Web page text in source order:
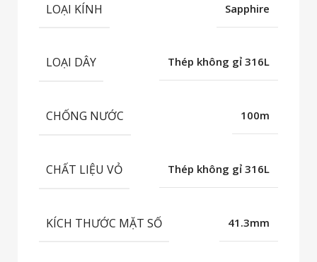
LOẠI KÍNH Sapphire
LOẠI DÂY Thép không gỉ 316L
CHỐNG NƯỚC 100m
CHẤT LIỆU VỎ Thép không gỉ 316L
KÍCH THƯỚC MẶT SỐ 41.3mm